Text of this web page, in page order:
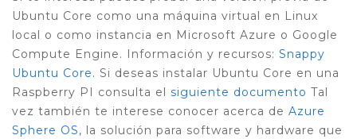
Ubuntu Core como una máquina virtual en Linux
local o como instancia en Microsoft Azure o Google
Compute Engine. Información y recursos: Snappy
Ubuntu Core. Si deseas instalar Ubuntu Core en una
Raspberry PI consulta el siguiente documento Tal
vez también te interese conocer acerca de Azure
Sphere OS, la solución para software y hardware que